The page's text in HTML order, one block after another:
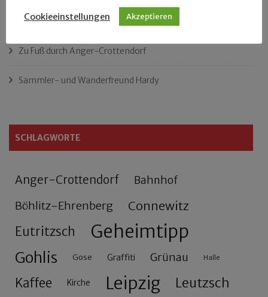
Rennfahrer in Schönefeld und Zschocher
Zu Fuß durch Anger-Crottendorf
Sammler- und Wanderfreund Hardy
SCHLAGWORTE
Anger-Crottendorf Bahnhof
Böhlitz-Ehrenberg Connewitz
Eutritzsch Geheimtipp
Gohlis Gose Graffiti Grünau Halle
Kaffee Kirche Leipzig Leutzsch
Cookieeinstellungen Akzeptieren